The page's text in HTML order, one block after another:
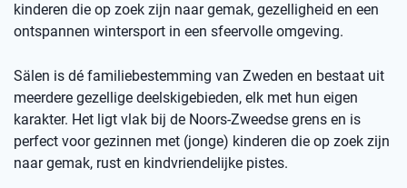
kinderen die op zoek zijn naar gemak, gezelligheid en een
ontspannen wintersport in een sfeervolle omgeving.
Sälen is dé familiebestemming van Zweden en bestaat uit
meerdere gezellige deelskigebieden, elk met hun eigen
karakter. Het ligt vlak bij de Noors-Zweedse grens en is
perfect voor gezinnen met (jonge) kinderen die op zoek zijn
naar gemak, rust en kindvriendelijke pistes.